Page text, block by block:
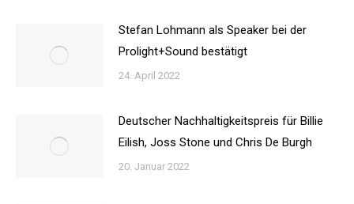
Stefan Lohmann als Speaker bei der
Prolight+Sound bestätigt
24. April 2022
Deutscher Nachhaltigkeitspreis für Billie
Eilish, Joss Stone und Chris De Burgh
20. Januar 2022